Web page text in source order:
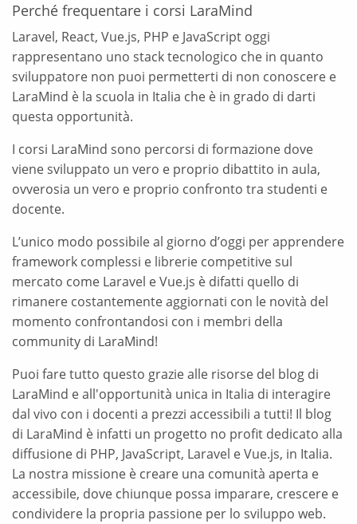
Perché frequentare i corsi LaraMind
Laravel, React, Vue.js, PHP e JavaScript oggi
rappresentano uno stack tecnologico che in quanto
sviluppatore non puoi permetterti di non conoscere e
LaraMind è la scuola in Italia che è in grado di darti
questa opportunità.
I corsi LaraMind sono percorsi di formazione dove
viene sviluppato un vero e proprio dibattito in aula,
ovverosia un vero e proprio confronto tra studenti e
docente.
L’unico modo possibile al giorno d’oggi per apprendere
framework complessi e librerie competitive sul
mercato come Laravel e Vue.js è difatti quello di
rimanere costantemente aggiornati con le novità del
momento confrontandosi con i membri della
community di LaraMind!
Puoi fare tutto questo grazie alle risorse del blog di
LaraMind e all'opportunità unica in Italia di interagire
dal vivo con i docenti a prezzi accessibili a tutti! Il blog
di LaraMind è infatti un progetto no profit dedicato alla
diffusione di PHP, JavaScript, Laravel e Vue.js, in Italia.
La nostra missione è creare una comunità aperta e
accessibile, dove chiunque possa imparare, crescere e
condividere la propria passione per lo sviluppo web.